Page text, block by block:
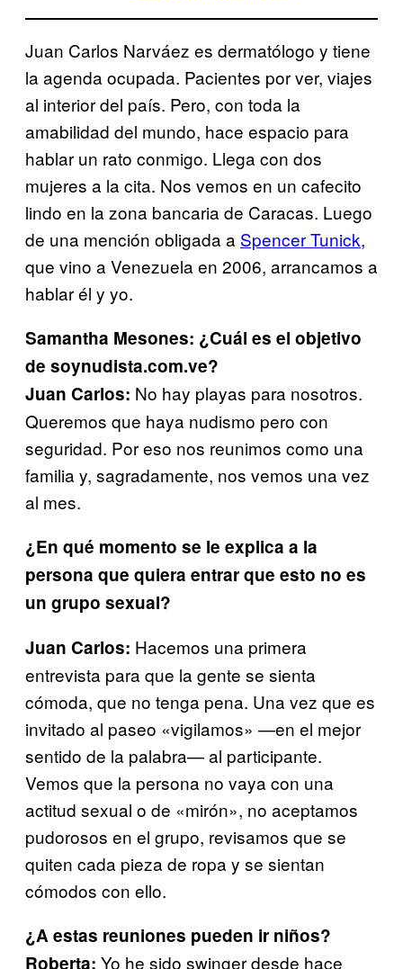
Juan Carlos Narváez es dermatólogo y tiene
la agenda ocupada. Pacientes por ver, viajes
al interior del país. Pero, con toda la
amabilidad del mundo, hace espacio para
hablar un rato conmigo. Llega con dos
mujeres a la cita. Nos vemos en un cafecito
lindo en la zona bancaria de Caracas. Luego
de una mención obligada a Spencer Tunick,
que vino a Venezuela en 2006, arrancamos a
hablar él y yo.
Samantha Mesones: ¿Cuál es el objetivo
de soynudista.com.ve?
Juan Carlos: No hay playas para nosotros.
Queremos que haya nudismo pero con
seguridad. Por eso nos reunimos como una
familia y, sagradamente, nos vemos una vez
al mes.
¿En qué momento se le explica a la
persona que quiera entrar que esto no es
un grupo sexual?
Juan Carlos: Hacemos una primera
entrevista para que la gente se sienta
cómoda, que no tenga pena. Una vez que es
invitado al paseo «vigilamos» —en el mejor
sentido de la palabra— al participante.
Vemos que la persona no vaya con una
actitud sexual o de «mirón», no aceptamos
pudorosos en el grupo, revisamos que se
quiten cada pieza de ropa y se sientan
cómodos con ello.
¿A estas reuniones pueden ir niños?
Roberta: Yo he sido swinger desde hace